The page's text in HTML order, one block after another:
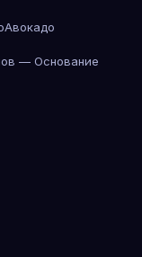
Авокадо
— Основание